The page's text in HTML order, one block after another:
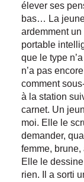
élever ses
bas… La
ardemment
portable
que le type
n’a pas
comment
à la station
carnet. Un
moi. Elle le
demander,
femme,
Elle le
rien. Il a sorti